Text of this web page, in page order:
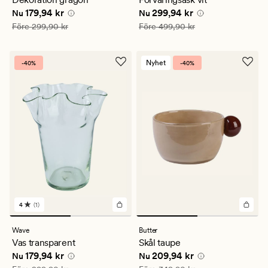
genomsnittligt
betyg
på
5
Nuvarande pris
Nu 179,94 kr
Ordinarie pris 299,90 kr
Före299,90 kr
Nuvarande pris
Nu 299,94 kr
Ordinarie pris 499,90 kr
Före499,90 kr
-40%
1
omdömen
med
genomsnittligt
betyg
på
4 (1)
Wave
Vas transparent
Nuvarande pris
Nu 179,94 kr
Nyhet -40%
Butter
Skål taupe
Nuvarande pris
Nu 209,94 kr